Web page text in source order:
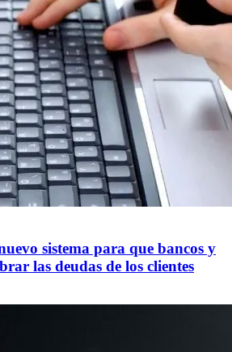
sistema para que bancos y
las deudas de los clientes